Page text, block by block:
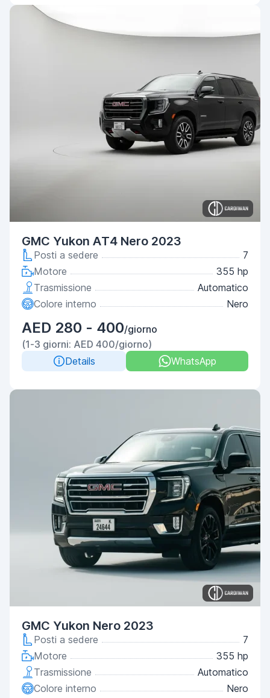
GMC Yukon AT4 Nero 2023
Posti a sedere
7
Motore
355 hp
Trasmissione
Automatico
Colore interno
Nero
AED 280 - 400/giorno
(1-3 giorni: AED 400/giorno)
Details
WhatsApp
GMC Yukon Nero 2023
Posti a sedere
7
Motore
355 hp
Trasmissione
Automatico
Colore interno
Nero